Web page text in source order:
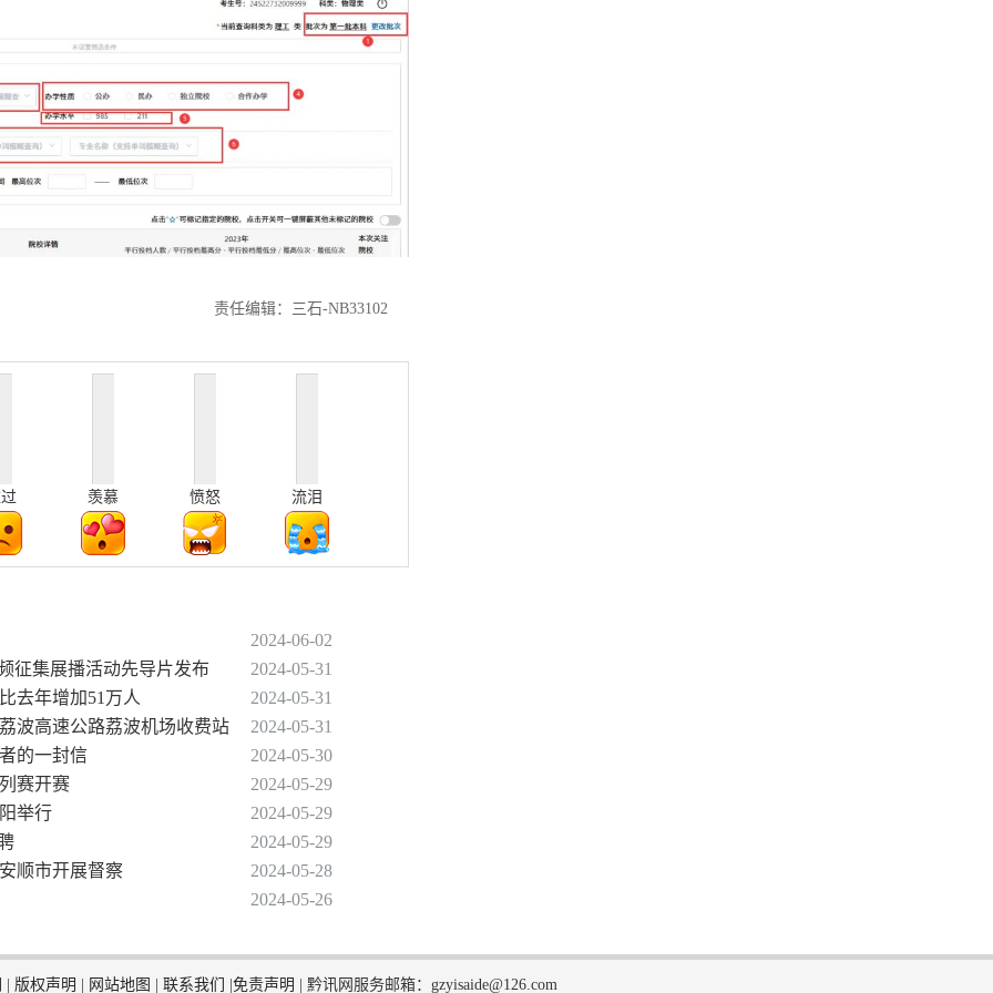
责任编辑：三石-NB33102
羡慕 愤怒 流泪
2024-06-02
征集展播活动先导片发布
2024-05-31
去年增加51万人
2024-05-31
波高速公路荔波机场收费站
2024-05-31
的一封信
2024-05-30
赛开赛
2024-05-29
举行
2024-05-29
2024-05-29
顺市开展督察
2024-05-28
2024-05-26
版权声明 网站地图 联系我们 免责声明 黔讯网服务邮箱：gzyisaide@126.com